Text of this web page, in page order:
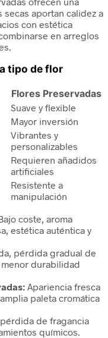
secas aportan calidez a
con estética
en arreglos
tipo de flor
Flores Preservadas
Suave y flexible
Mayor inversión
Vibrantes y
personalizables
Requieren añadidos
artificiales
Resistente a
manipulación
coste, aroma
estética auténtica y
pérdida gradual de
durabilidad
Apariencia fresca
paleta cromática
de fragancia
químicos.